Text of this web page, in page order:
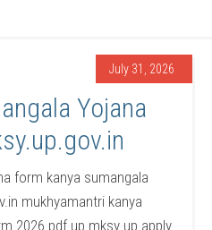
July 31, 2026
Yojana
form kanya sumangala
mukhyamantri kanya
2026 pdf up mksy up apply